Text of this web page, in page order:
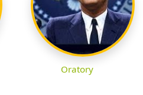
Oratory